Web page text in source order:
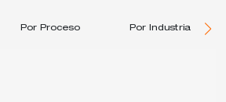
Por Proceso Por Industria